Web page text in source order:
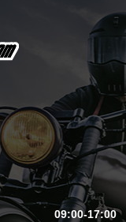
09:00-17:00